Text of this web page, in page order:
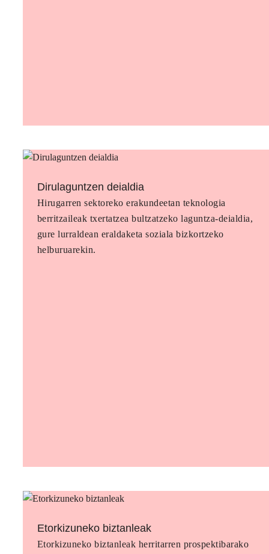
Dirulaguntzen deialdia
Hirugarren sektoreko erakundeetan teknologia
berritzaileak txertatzea bultzatzeko laguntza-deialdia,
gure lurraldean eraldaketa soziala bizkortzeko
helburuarekin.
Etorkizuneko biztanleak
Etorkizuneko biztanleak herritarren prospektibarako